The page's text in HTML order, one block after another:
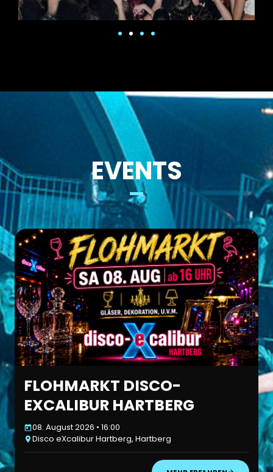
EVENTS
FLOHMARKT DISCO-
EXCALIBUR HARTBERG
08. August 2026 • 16:00
Disco eXcalibur Hartberg, Hartberg